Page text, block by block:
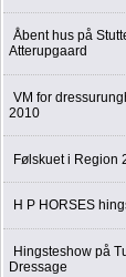
Åbent hus på
Atterupgaard
VM for
2010
Følskuet i Region
H P HORSES
Hingsteshow på
Dressage